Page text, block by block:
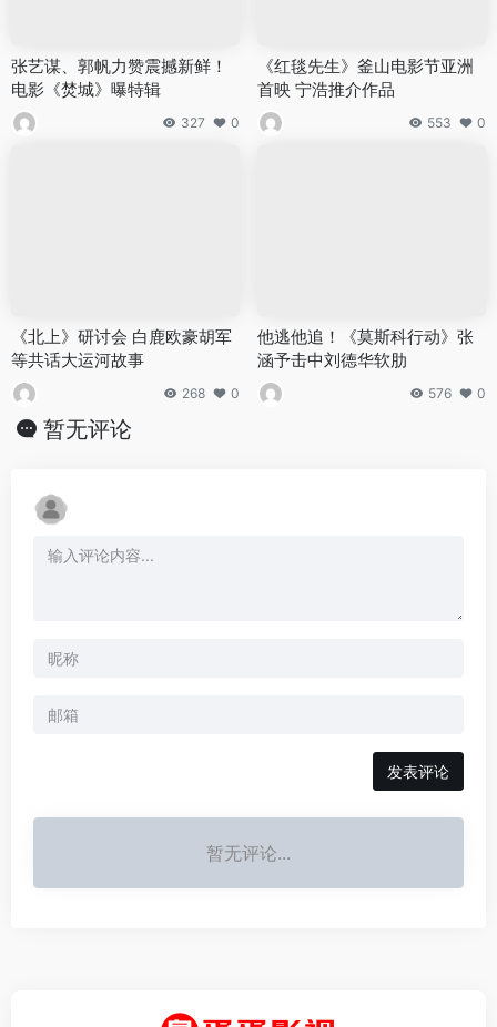
张艺谋、郭帆力赞震撼新鲜！
电影《焚城》曝特辑
327 0
《红毯先生》釜山电影节亚洲
首映 宁浩推介作品
553 0
《北上》研讨会 白鹿欧豪胡军
等共话大运河故事
268 0
他逃他追！《莫斯科行动》张
涵予击中刘德华软肋
576 0
暂无评论
发表评论
暂无评论...